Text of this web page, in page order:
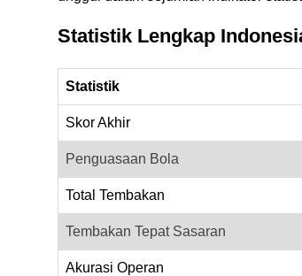
Statistik Lengkap
Statistik
Skor Akhir
Penguasaan Bola
Total Tembakan
Tembakan Tepat Sasaran
Akurasi Operan